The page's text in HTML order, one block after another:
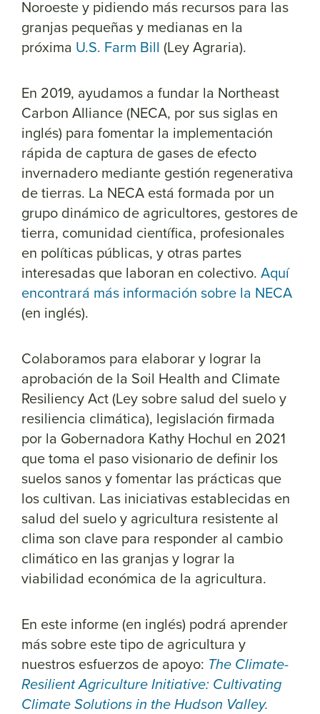
Noroeste y pidiendo más recursos para las
granjas pequeñas y medianas en la
próxima U.S. Farm Bill (Ley Agraria).
En 2019, ayudamos a fundar la Northeast
Carbon Alliance (NECA, por sus siglas en
inglés) para fomentar la implementación
rápida de captura de gases de efecto
invernadero mediante gestión regenerativa
de tierras. La NECA está formada por un
grupo dinámico de agricultores, gestores de
tierra, comunidad científica, profesionales
en políticas públicas, y otras partes
interesadas que laboran en colectivo. Aquí
encontrará más información sobre la NECA
(en inglés).
Colaboramos para elaborar y lograr la
aprobación de la Soil Health and Climate
Resiliency Act (Ley sobre salud del suelo y
resiliencia climática), legislación firmada
por la Gobernadora Kathy Hochul en 2021
que toma el paso visionario de definir los
suelos sanos y fomentar las prácticas que
los cultivan. Las iniciativas establecidas en
salud del suelo y agricultura resistente al
clima son clave para responder al cambio
climático en las granjas y lograr la
viabilidad económica de la agricultura.
En este informe (en inglés) podrá aprender
más sobre este tipo de agricultura y
nuestros esfuerzos de apoyo: The Climate-
Resilient Agriculture Initiative: Cultivating
Climate Solutions in the Hudson Valley.